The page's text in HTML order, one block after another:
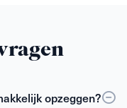
opzeggen?